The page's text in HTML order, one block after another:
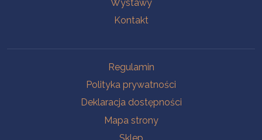
Wystawy
Kontakt
Regulamin
Polityka prywatności
Deklaracja dostępności
Mapa strony